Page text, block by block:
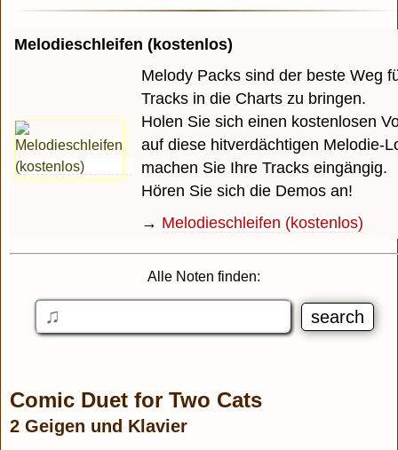
Melodieschleifen (kostenlos)
Melody Packs sind der beste Weg
Tracks in die Charts zu bringen.
Holen Sie sich einen kostenlosen
auf diese hitverdächtigen Melodie-
machen Sie Ihre Tracks eingängig.
Hören Sie sich die Demos an!
→ Melodieschleifen (kostenlos)
Alle Noten finden:
Comic Duet for Two Cats
2 Geigen und Klavier